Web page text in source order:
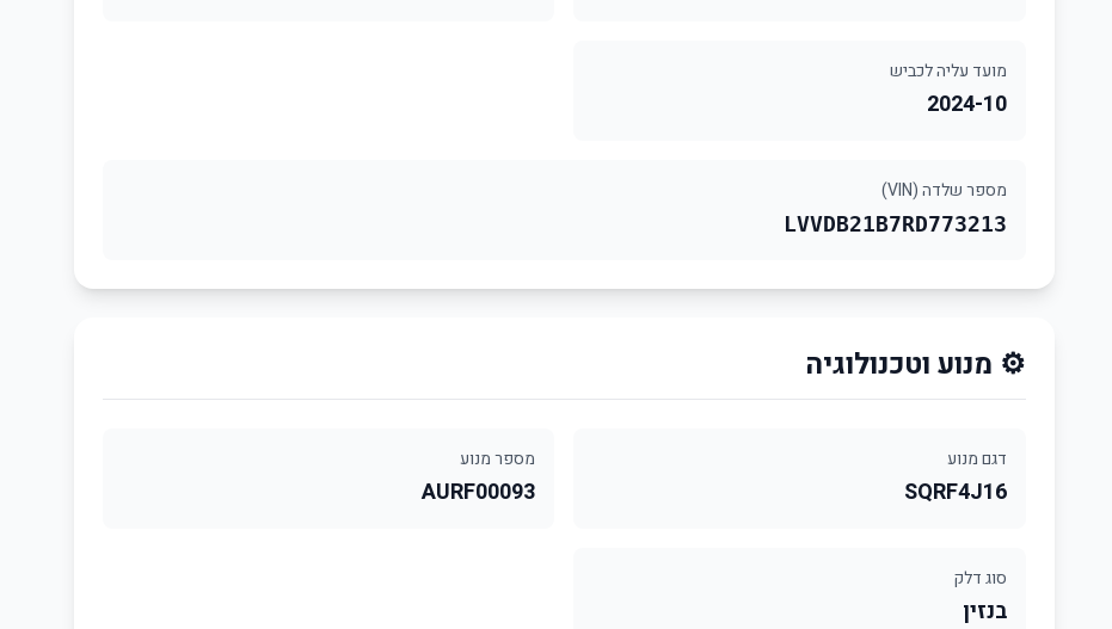
מועד עליה לכביש
2024-10
מספר שלדה (VIN)
LVVDB21B7RD773213
⚙️ מנוע וטכנולוגיה
דגם מנוע
SQRF4J16
מספר מנוע
AURF00093
סוג דלק
בנזין